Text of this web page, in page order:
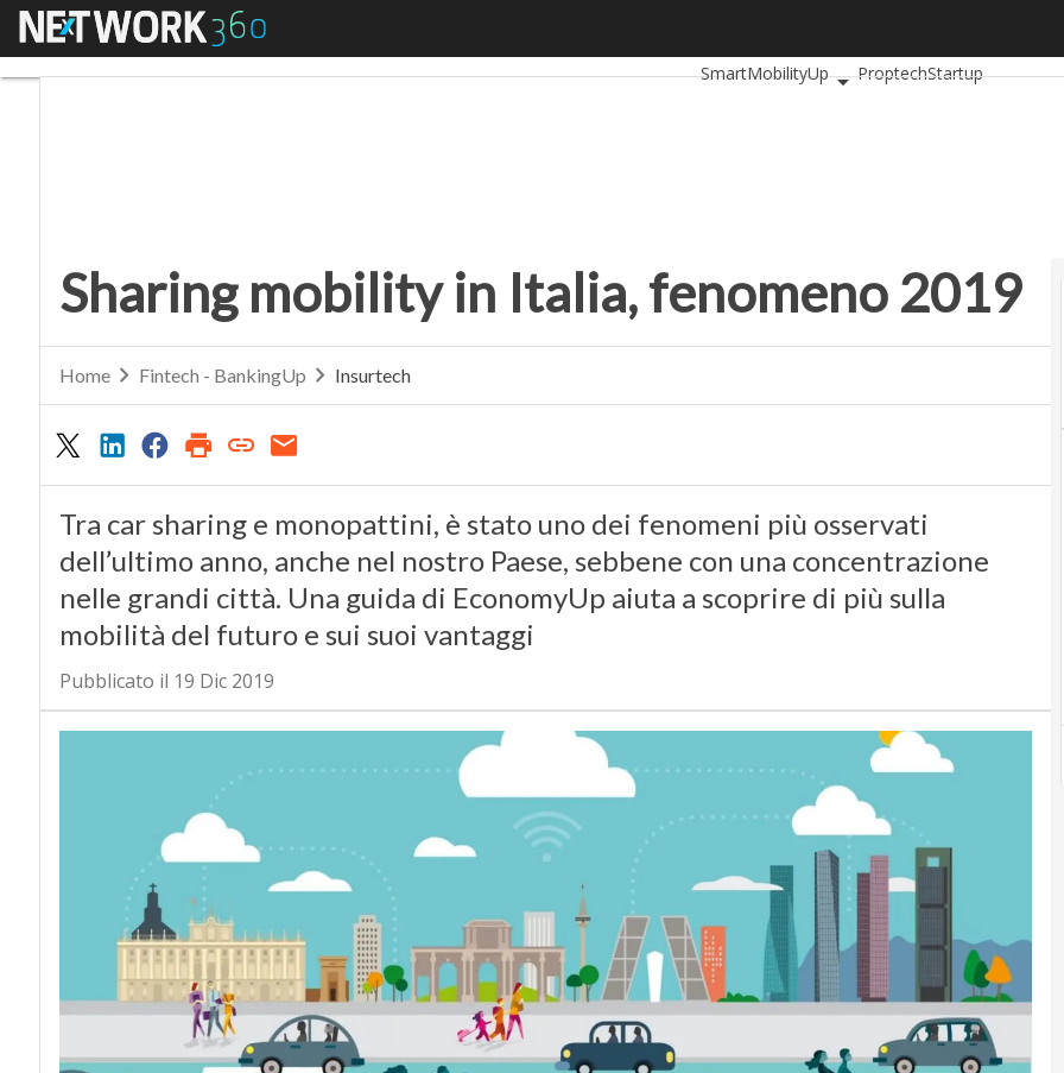
Menu
SmartMobilityUp
ProptechStartup
Sharing mobility in Italia, fenomeno 2019
Home Fintech - BankingUp Insurtech
Tra car sharing e monopattini, è stato uno dei fenomeni più osservati
dell’ultimo anno, anche nel nostro Paese, sebbene con una concentrazione
nelle grandi città. Una guida di EconomyUp aiuta a scoprire di più sulla
mobilità del futuro e sui suoi vantaggi
Pubblicato il 19 Dic 2019